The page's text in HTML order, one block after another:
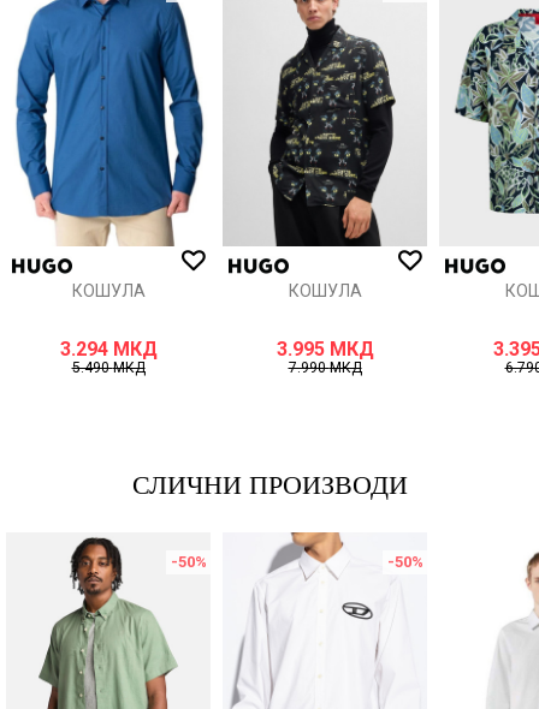
Порака
ИСПРАТИ
КОШУЛА
3.294 МКД
5.490МКД
КОШУЛА
3.995 МКД
7.990МКД
СЛИЧНИ ПРОИЗВОДИ
-50% -50%